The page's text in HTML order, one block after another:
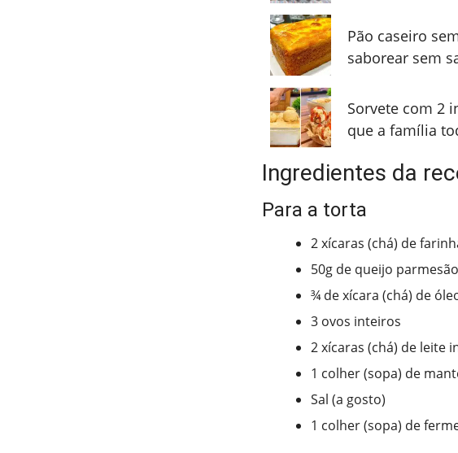
Pão caseiro
saborear sem
Sorvete com 2
que a família
Ingredientes da
Para a torta
2 xícaras (chá) de
50g de queijo
¾ de xícara (chá) de
3 ovos inteiros
2 xícaras (chá) de leite
1 colher (sopa) de
Sal (a gosto)
1 colher (sopa) de